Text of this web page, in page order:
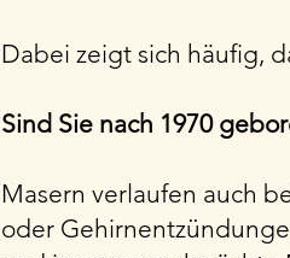
Dabei zeigt sich häufig,
Sind Sie nach 1970
Masern verlaufen auch
oder